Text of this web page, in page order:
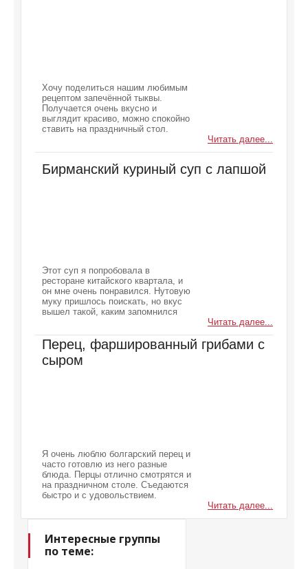
Хочу поделиться нашим любимым
рецептом запечённой тыквы.
Получается очень вкусно и
выглядит красиво, можно спокойно
ставить на праздничный стол.
Читать далее...
Бирманский куриный суп с лапшой
Этот суп я попробовала в
ресторане китайского квартала, и
он мне очень понравился. Нутовую
муку пришлось поискать, но вкус
вышел такой, каким запомнился
Читать далее...
Перец, фаршированный грибами с
сыром
Я очень люблю болгарский перец и
часто готовлю из него разные
блюда. Перцы отлично смотрятся и
на праздничном столе. Съедаются
быстро и с удовольствием.
Читать далее...
Интересные группы
по теме: